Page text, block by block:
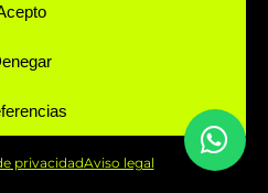
privacidadAviso legal
qué hacer con tu
sirve el carenado de